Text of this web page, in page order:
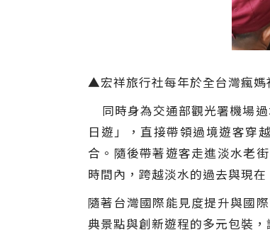
▲宏祥旅行社每年於全台灣瘋媽
同時身為交通部觀光署機場
日遊」，直接帶領過境遊客穿
合。隨後帶著遊客走進淡水老
時間內，跨越淡水的過去與現
隨著台灣國際能見度提升與國
典景點與創新遊程的多元包裝